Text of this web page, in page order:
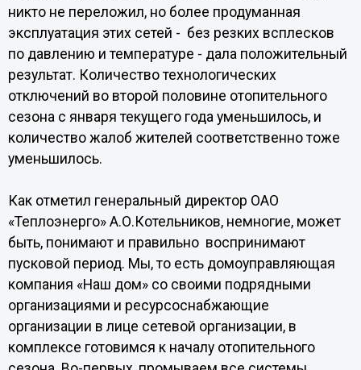
никто не переложил, но более продуманная
эксплуатация этих сетей - без резких всплесков
по давлению и температуре - дала положительный
результат. Количество технологических
отключений во второй половине отопительного
сезона с января текущего года уменьшилось, и
количество жалоб жителей соответственно тоже
уменьшилось.
Как отметил генеральный директор ОАО
«Теплоэнерго» А.О.Котельников, немногие, может
быть, понимают и правильно воспринимают
пусковой период. Мы, то есть домоуправляющая
компания «Наш дом» со своими подрядными
организациями и ресурсоснабжающие
организации в лице сетевой организации, в
комплексе готовимся к началу отопительного